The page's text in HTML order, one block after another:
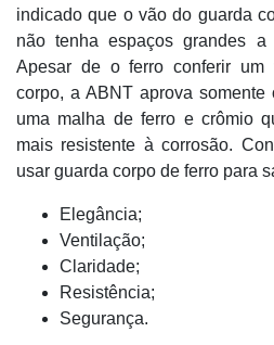
indicado que o vão do guarda
não tenha espaços grandes
Apesar de o ferro conferir um
corpo, a ABNT aprova
uma malha de ferro e crômio
mais resistente à corrosão.
usar guarda corpo de ferro para
Elegância;
Ventilação;
Claridade;
Resistência;
Segurança.